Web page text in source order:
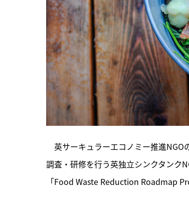
英サーキュラーエコノミー推進NGO
調査・研修を行う英独立シンクタンク
「Food Waste Reduction Roadmap